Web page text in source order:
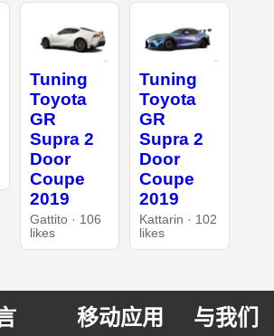
Tuning
Toyota
GR
Supra 2
Door
Coupe
2019
Gattito · 106
likes
Tuning
Toyota
GR
Supra 2
Door
Coupe
2019
Kattarin · 102
likes
移动应用
与我们